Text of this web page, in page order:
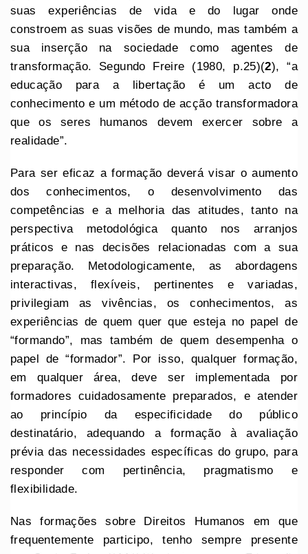
suas experiências de vida e do lugar onde
constroem as suas visões de mundo, mas também a
sua inserção na sociedade como agentes de
transformação. Segundo Freire (1980, p.25)(2), “a
educação para a libertação é um acto de
conhecimento e um método de acção transformadora
que os seres humanos devem exercer sobre a
realidade”.
Para ser eficaz a formação deverá visar o aumento
dos conhecimentos, o desenvolvimento das
competências e a melhoria das atitudes, tanto na
perspectiva metodológica quanto nos arranjos
práticos e nas decisões relacionadas com a sua
preparação. Metodologicamente, as abordagens
interactivas, flexíveis, pertinentes e variadas,
privilegiam as vivências, os conhecimentos, as
experiências de quem quer que esteja no papel de
“formando”, mas também de quem desempenha o
papel de “formador”. Por isso, qualquer formação,
em qualquer área, deve ser implementada por
formadores cuidadosamente preparados, e atender
ao princípio da especificidade do público
destinatário, adequando a formação à avaliação
prévia das necessidades específicas do grupo, para
responder com pertinência, pragmatismo e
flexibilidade.
Nas formações sobre Direitos Humanos em que
frequentemente participo, tenho sempre presente